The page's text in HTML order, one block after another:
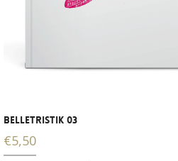
BELLETRISTIK 03
€5,50